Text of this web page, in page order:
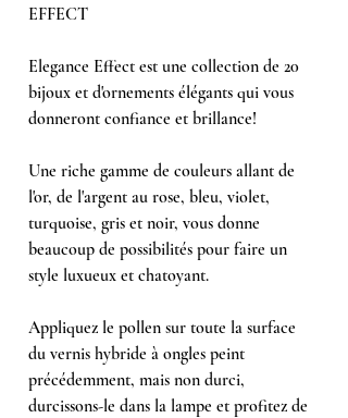
EFFECT
Elegance Effect est une collection de 20
bijoux et d'ornements élégants qui vous
donneront confiance et brillance!
Une riche gamme de couleurs allant de
l'or, de l'argent au rose, bleu, violet,
turquoise, gris et noir, vous donne
beaucoup de possibilités pour faire un
style luxueux et chatoyant.
Appliquez le pollen sur toute la surface
du vernis hybride à ongles peint
précédemment, mais non durci,
durcissons-le dans la lampe et profitez de